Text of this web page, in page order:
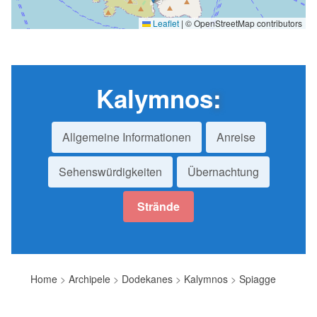
Leaflet | © OpenStreetMap contributors
Kalymnos:
Allgemeine Informationen Anreise
Sehenswürdigkeiten Übernachtung
Strände
Home > Archipele > Dodekanes > Kalymnos > Spiagge